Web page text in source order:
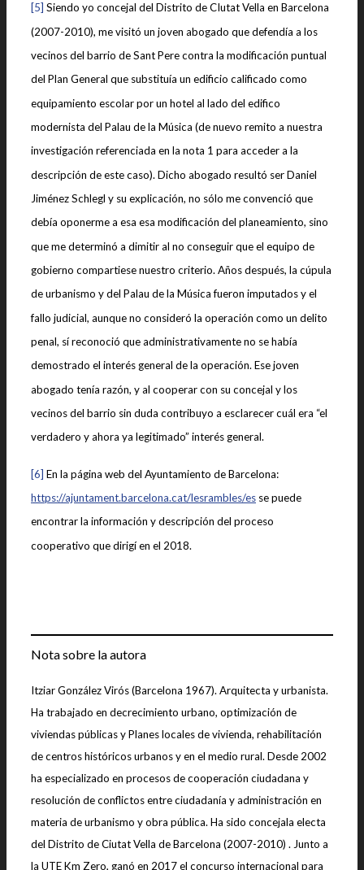
[5] Siendo yo concejal del Distrito de CIutat Vella en Barcelona
(2007-2010), me visitó un joven abogado que defendía a los
vecinos del barrio de Sant Pere contra la modificación puntual
del Plan General que substituía un edificio calificado como
equipamiento escolar por un hotel al lado del edifico
modernista del Palau de la Música (de nuevo remito a nuestra
investigación referenciada en la nota 1 para acceder a la
descripción de este caso). Dicho abogado resultó ser Daniel
Jiménez Schlegl y su explicación, no sólo me convenció que
debía oponerme a esa esa modificación del planeamiento, sino
que me determinó a dimitir al no conseguir que el equipo de
gobierno compartiese nuestro criterio. Años después, la cúpula
de urbanismo y del Palau de la Música fueron imputados y el
fallo judicial, aunque no consideró la operación como un delito
penal, sí reconoció que administrativamente no se había
demostrado el interés general de la operación. Ese joven
abogado tenía razón, y al cooperar con su concejal y los
vecinos del barrio sin duda contribuyo a esclarecer cuál era “el
verdadero y ahora ya legitimado” interés general.
[6] En la página web del Ayuntamiento de Barcelona:
https://ajuntament.barcelona.cat/lesrambles/es se puede
encontrar la información y descripción del proceso
cooperativo que dirigí en el 2018.
Nota sobre la autora
Itziar González Virós (Barcelona 1967). Arquitecta y urbanista.
Ha trabajado en decrecimiento urbano, optimización de
viviendas públicas y Planes locales de vivienda, rehabilitación
de centros históricos urbanos y en el medio rural. Desde 2002
ha especializado en procesos de cooperación ciudadana y
resolución de conflictos entre ciudadanía y administración en
materia de urbanismo y obra pública. Ha sido concejala electa
del Distrito de Ciutat Vella de Barcelona (2007-2010) . Junto a
la UTE Km Zero, ganó en 2017 el concurso internacional para